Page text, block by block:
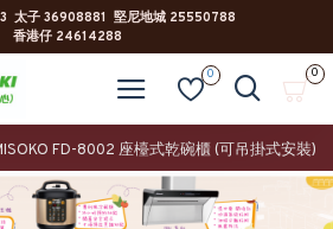
太子 36908881 堅尼地城 25550788
香港仔 24614288
0 0
FD-8002 座檯式乾碗櫃 (可吊掛式安裝)